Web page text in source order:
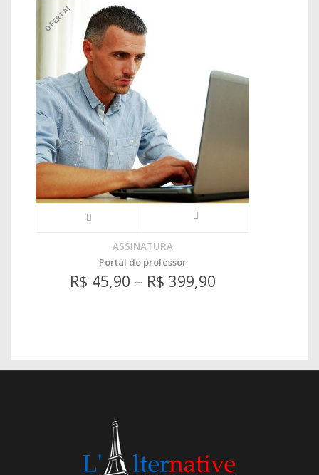
OFERTA!
ASSINATURA
Portal do professor
R$ 45,90 – R$ 399,90